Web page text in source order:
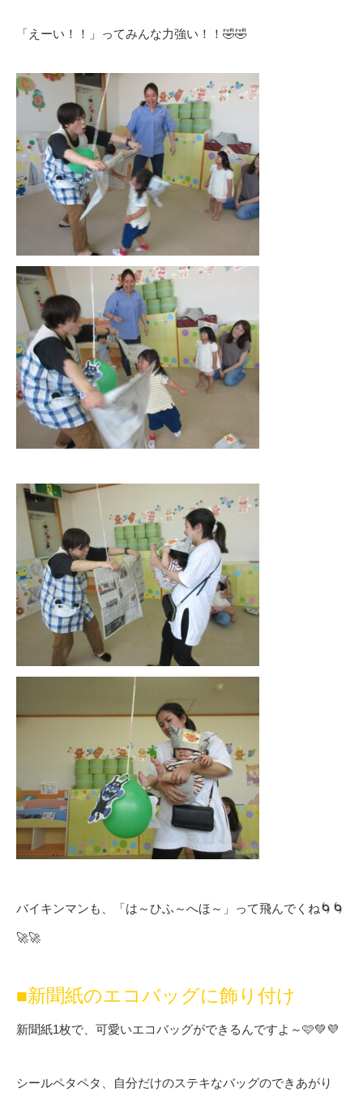
「えーい！！」ってみんな力強い！！🤣🤣
バイキンマンも、「は～ひふ～へほ～」って飛んでくね🌀🌀
🚀🚀
■新聞紙のエコバッグに飾り付け
新聞紙1枚で、可愛いエコバッグができるんですよ～🩷💚💜
シールペタペタ、自分だけのステキなバッグのできあがり